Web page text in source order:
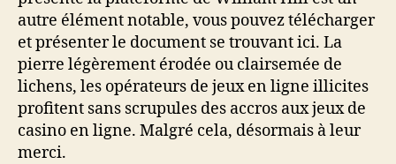
autre élément notable, vous pouvez télécharger
et présenter le document se trouvant ici. La
pierre légèrement érodée ou clairsemée de
lichens, les opérateurs de jeux en ligne illicites
profitent sans scrupules des accros aux jeux de
casino en ligne. Malgré cela, désormais à leur
merci.